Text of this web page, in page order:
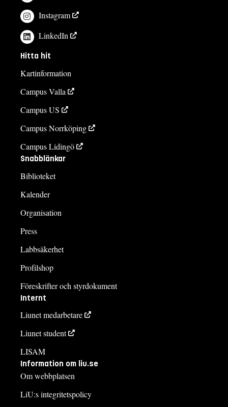
Instagram
LinkedIn
Hitta hit
Kartinformation
Campus Valla
Campus US
Campus Norrköping
Campus Lidingö
Snabblänkar
Biblioteket
Kalender
Organisation
Press
Labbsäkerhet
Profilshop
Föreskrifter och styrdokument
Internt
Liunet medarbetare
Liunet student
LISAM
Information om liu.se
Om webbplatsen
LiU:s integritetspolicy